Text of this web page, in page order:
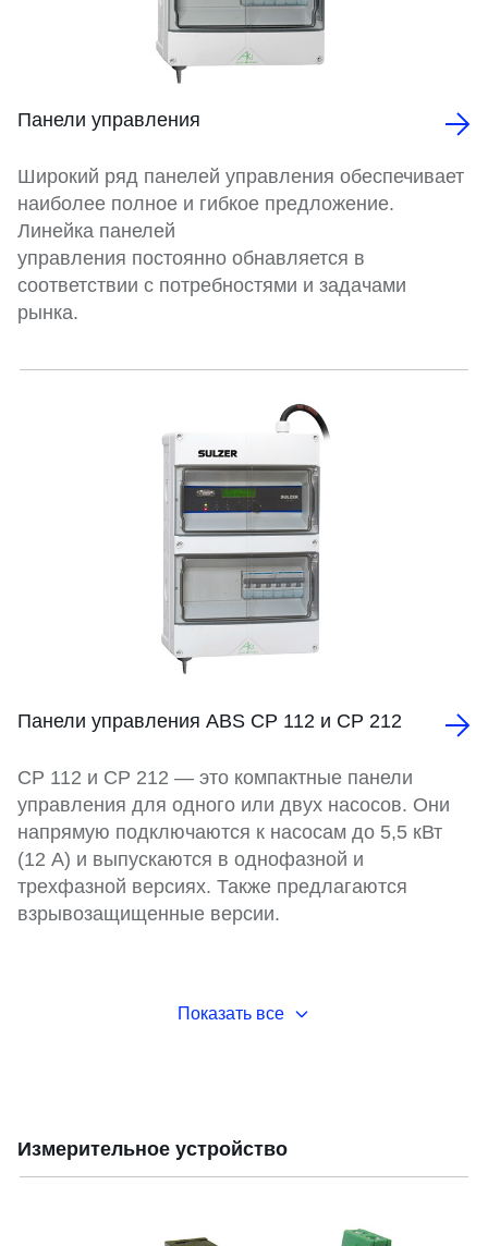
Панели управления
Широкий ряд панелей управления обеспечивает
наиболее полное и гибкое предложение.
Линейка панелей
управления постоянно обнавляется в
соответствии с потребностями и задачами
рынка.
Панели управления ABS CP 112 и CP 212
CP 112 и CP 212 — это компактные панели
управления для одного или двух насосов. Они
напрямую подключаются к насосам до 5,5 кВт
(12 А) и выпускаются в однофазной и
трехфазной версиях. Также предлагаются
взрывозащищенные версии.
Показать все
Измерительное устройство